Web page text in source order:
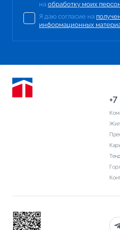
на обработку моих
Я даю согласие на
информационных